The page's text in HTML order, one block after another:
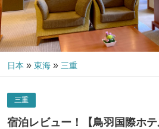
日本 » 東海 » 三重
三重
宿泊レビュー！【鳥羽国際ホ